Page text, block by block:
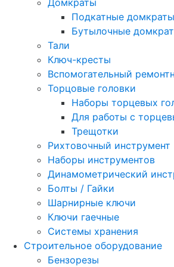
Домкраты
Подкатные домкраты
Бутылочные
Тали
Ключ-кресты
Вспомогательный
Торцовые головки
Наборы торцевых
Для работы с
Трещотки
Рихтовочный инструмент
Наборы инструментов
Динамометрический
Болты / Гайки
Шарнирные ключи
Ключи гаечные
Системы хранения
Строительное оборудование
Бензорезы